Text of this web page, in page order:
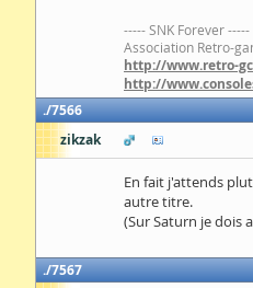
----- SNK Forever -----
Association Retro-
http://www.retro-
http://
7566
zikzak
En fait j'attends
autre titre.
(Sur Saturn je dois
7567